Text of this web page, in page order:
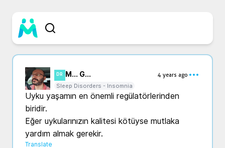
DR M... G...
4 years ago
Sleep Disorders - Insomnia
Uyku yaşamın en önemli regülatörlerinden
biridir.
Eğer uykularınızın kalitesi kötüyse mutlaka
yardım almak gerekir.
Translate